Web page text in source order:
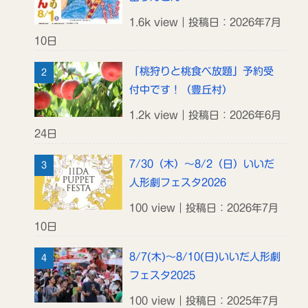
1.6k view｜投稿日：2026年7月
10日
「桃狩りと桃食べ放題」予約受
付中です！（豊丘村）
1.2k view｜投稿日：2026年6月
24日
7/30（木）～8/2（日）いいだ
人形劇フェスタ2026
100 view｜投稿日：2026年7月
10日
8/7(木)～8/10(日)いいだ人形劇
フェスタ2025
100 view｜投稿日：2025年7月